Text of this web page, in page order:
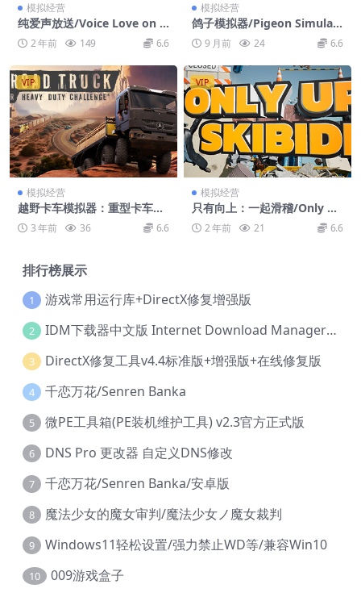
模拟经营
纯爱声放送/Voice Love on A
ir 2 年前 149 6.6
模拟经营
鸽子模拟器/Pigeon Simulat
or 9 月前 24 6.6
VIP
模拟经营
越野卡车模拟器：重型卡车挑
战/Offroad Truck Simulato
r: Heavy Duty Challenge
3 年前 36 6.6
VIP
模拟经营
只有向上：一起滑稽/Only U
p: SKIBIDI TOGETHER
2 年前 21 6.6
排行榜展示
1 游戏常用运行库+DirectX修复增强版
2 IDM下载器中文版 Internet Download Manager v6.42.36 IDM
3 DirectX修复工具v4.4标准版+增强版+在线修复版
4 千恋万花/Senren Banka
5 微PE工具箱(PE装机维护工具) v2.3官方正式版
6 DNS Pro 更改器 自定义DNS修改
7 千恋万花/Senren Banka/安卓版
8 魔法少女的魔女审判/魔法少女ノ魔女裁判
9 Windows11轻松设置/强力禁止WD等/兼容Win10
10 009游戏盒子